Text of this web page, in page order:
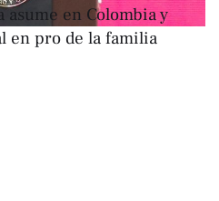
en Colombia y
en pro de la familia